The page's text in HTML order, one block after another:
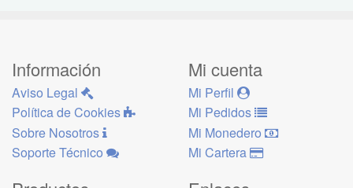
Información
Aviso Legal
Política de Cookies
Sobre Nosotros
Soporte Técnico
Mi cuenta
Mi Perfil
Mi Pedidos
Mi Monedero
Mi Cartera